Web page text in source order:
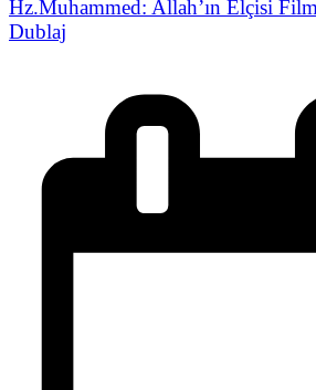
Hz.Muhammed: Allah’ın Elçisi
Dublaj